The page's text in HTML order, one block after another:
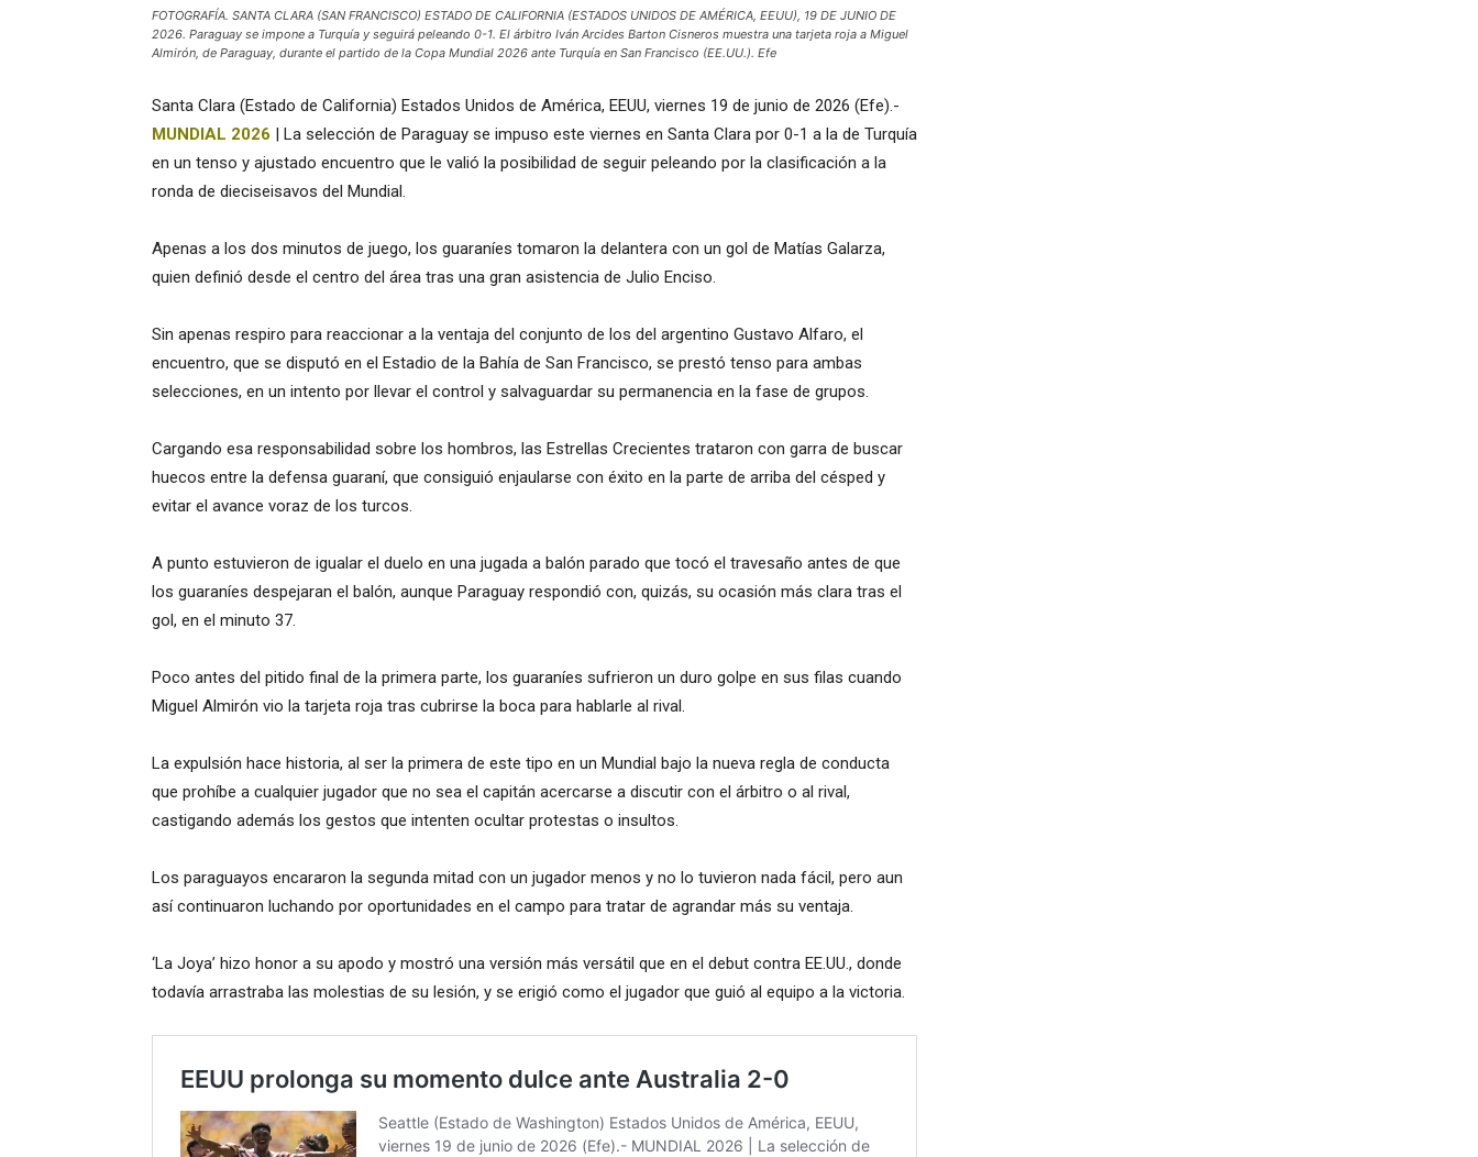
FOTOGRAFÍA. SANTA CLARA (SAN FRANCISCO) ESTADO DE CALIFORNIA (ESTADOS UNIDOS DE AMÉRICA, EEUU), 19 DE JUNIO DE
2026. Paraguay se impone a Turquía y seguirá peleando 0-1. El árbitro Iván Arcides Barton Cisneros muestra una tarjeta roja a Miguel
Almirón, de Paraguay, durante el partido de la Copa Mundial 2026 ante Turquía en San Francisco (EE.UU.). Efe
Santa Clara (Estado de California) Estados Unidos de América, EEUU, viernes 19 de junio de 2026 (Efe).-
MUNDIAL 2026 | La selección de Paraguay se impuso este viernes en Santa Clara por 0-1 a la de Turquía
en un tenso y ajustado encuentro que le valió la posibilidad de seguir peleando por la clasificación a la
ronda de dieciseisavos del Mundial.
Apenas a los dos minutos de juego, los guaraníes tomaron la delantera con un gol de Matías Galarza,
quien definió desde el centro del área tras una gran asistencia de Julio Enciso.
Sin apenas respiro para reaccionar a la ventaja del conjunto de los del argentino Gustavo Alfaro, el
encuentro, que se disputó en el Estadio de la Bahía de San Francisco, se prestó tenso para ambas
selecciones, en un intento por llevar el control y salvaguardar su permanencia en la fase de grupos.
Cargando esa responsabilidad sobre los hombros, las Estrellas Crecientes trataron con garra de buscar
huecos entre la defensa guaraní, que consiguió enjaularse con éxito en la parte de arriba del césped y
evitar el avance voraz de los turcos.
A punto estuvieron de igualar el duelo en una jugada a balón parado que tocó el travesaño antes de que
los guaraníes despejaran el balón, aunque Paraguay respondió con, quizás, su ocasión más clara tras el
gol, en el minuto 37.
Poco antes del pitido final de la primera parte, los guaraníes sufrieron un duro golpe en sus filas cuando
Miguel Almirón vio la tarjeta roja tras cubrirse la boca para hablarle al rival.
La expulsión hace historia, al ser la primera de este tipo en un Mundial bajo la nueva regla de conducta
que prohíbe a cualquier jugador que no sea el capitán acercarse a discutir con el árbitro o al rival,
castigando además los gestos que intenten ocultar protestas o insultos.
Los paraguayos encararon la segunda mitad con un jugador menos y no lo tuvieron nada fácil, pero aun
así continuaron luchando por oportunidades en el campo para tratar de agrandar más su ventaja.
‘La Joya’ hizo honor a su apodo y mostró una versión más versátil que en el debut contra EE.UU., donde
todavía arrastraba las molestias de su lesión, y se erigió como el jugador que guió al equipo a la victoria.